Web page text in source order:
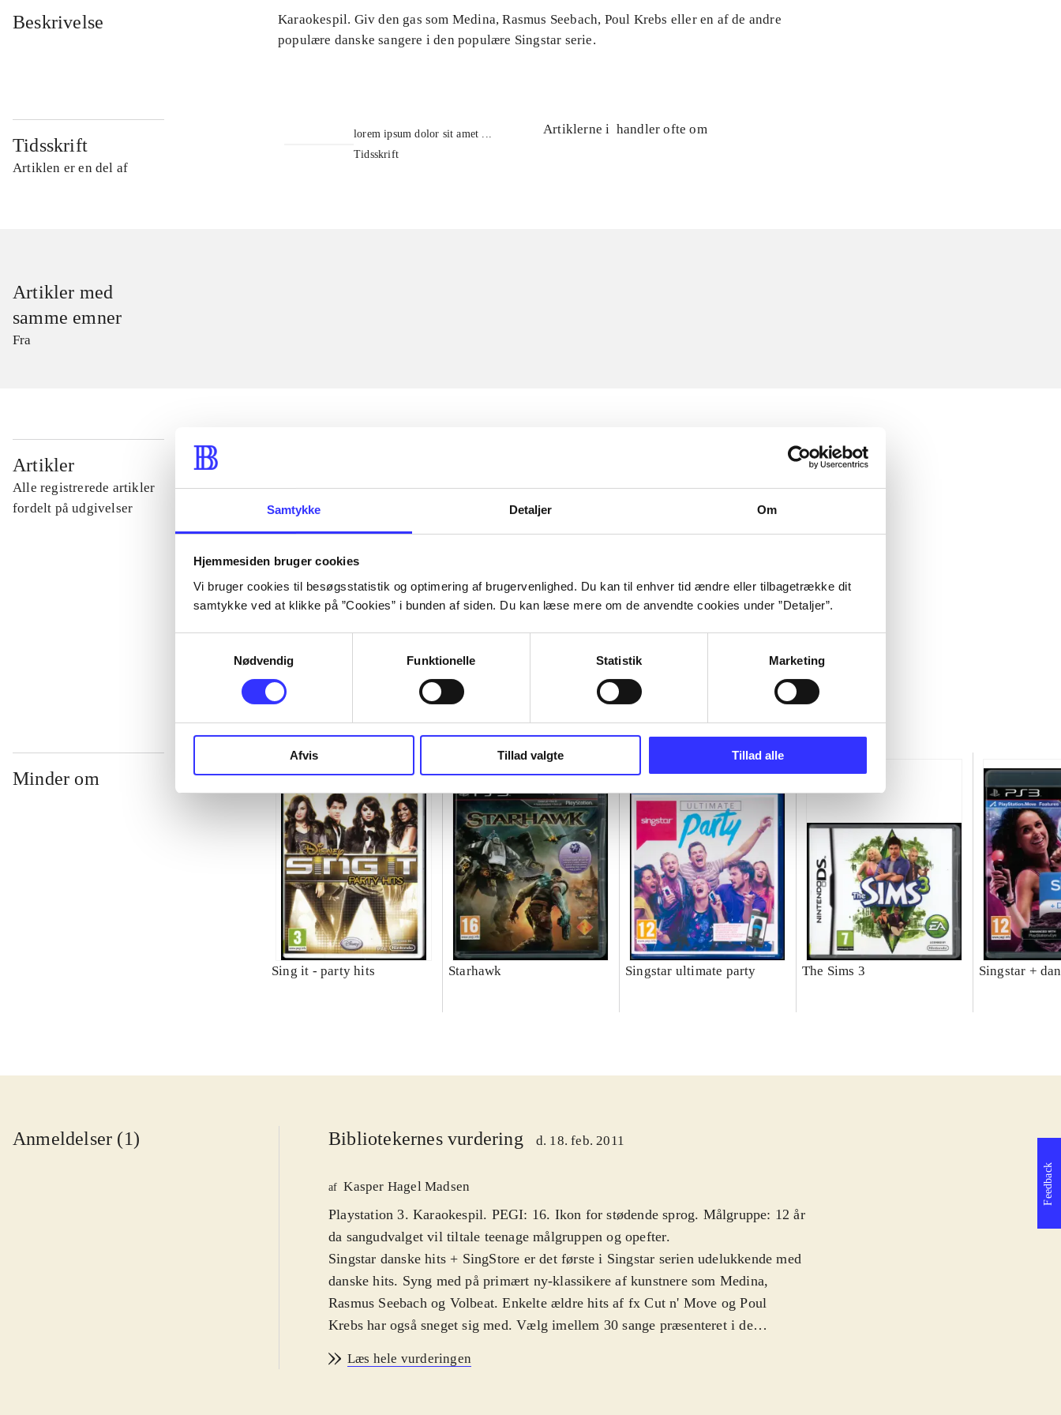
Samtykke Detaljer Om
Hjemmesiden bruger cookies
Vi bruger cookies til besøgsstatistik og optimering af brugervenlighed. Du kan til enhver tid ændre eller tilbagetrække dit
samtykke ved at klikke på ”Cookies” i bunden af siden. Du kan læse mere om de anvendte cookies under ”Detaljer”.
Nødvendig
Funktionelle Statistik Marketing
Afvis Tillad valgte Tillad alle
Beskrivelse
Karaokespil. Giv den gas som Medina, Rasmus Seebach, Poul Krebs eller en af de andre
populære danske sangere i den populære Singstar serie.
Tidsskrift
Artiklen er en del af
lorem ipsum dolor sit amet ...
Tidsskrift
Artiklerne i handler ofte om
Artikler med
samme emner
Fra
Artikler
Alle registrerede artikler
fordelt på udgivelser
...
...
...
...
Minder om
Sing it - party hits Starhawk Singstar ultimate party The Sims 3 Singstar +
Anmeldelser (1) Bibliotekernes vurdering d. 18. feb. 2011
af Kasper Hagel Madsen
Playstation 3. Karaokespil. PEGI: 16. Ikon for stødende sprog. Målgruppe: 12 år
da sangudvalget vil tiltale teenage målgruppen og opefter.
Singstar danske hits + SingStore er det første i Singstar serien udelukkende med
danske hits. Syng med på primært ny-klassikere af kunstnere som Medina,
Rasmus Seebach og Volbeat. Enkelte ældre hits af fx Cut n' Move og Poul
Krebs har også sneget sig med. Vælg imellem 30 sange præsenteret i de
SingStore kan der downloades flere hits til repertoiret. En sjov feature er at ens
Læs hele vurderingen
Feedback